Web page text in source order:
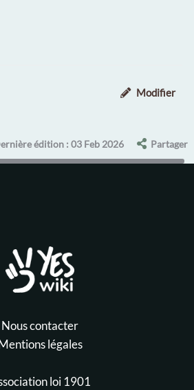
Modifier
édition : 03 Feb 2026 Partager
Nous contacter
légales
loi 1901